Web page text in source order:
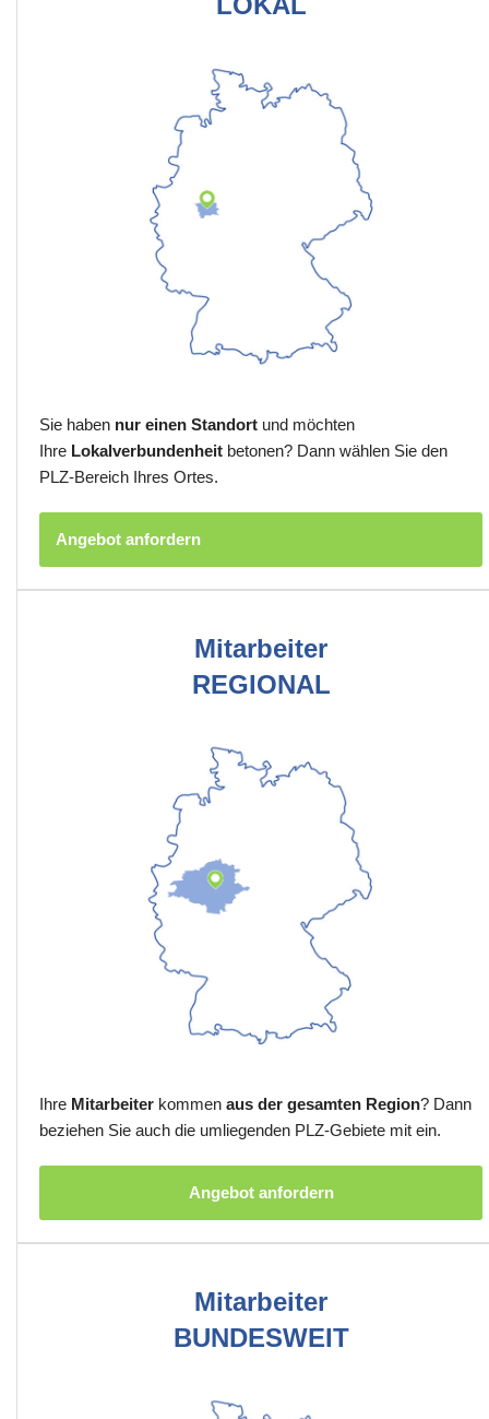
Sie haben nur einen Standort und möchten
Ihre Lokalverbundenheit betonen? Dann wählen Sie den
PLZ-Bereich Ihres Ortes.
Angebot anfordern
Mitarbeiter
REGIONAL
Ihre Mitarbeiter kommen aus der gesamten Region? Dann
beziehen Sie auch die umliegenden PLZ-Gebiete mit ein.
Angebot anfordern
Mitarbeiter
BUNDESWEIT